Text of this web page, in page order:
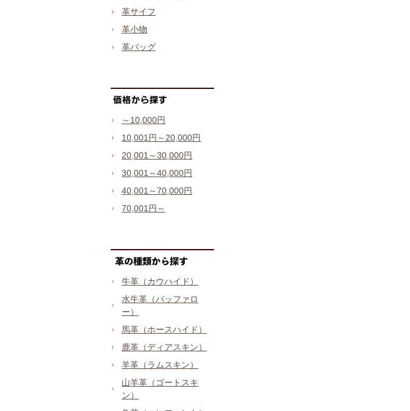
革サイフ
革小物
革バッグ
～10,000円
10,001円～20,000円
20,001～30,000円
30,001～40,000円
40,001～70,000円
70,001円～
牛革（カウハイド）
水牛革（バッファロ
ー）
馬革（ホースハイド）
鹿革（ディアスキン）
羊革（ラムスキン）
山羊革（ゴートスキ
ン）